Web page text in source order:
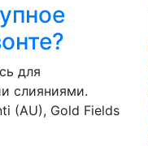
для
слияниями.
(AU), Gold Fields